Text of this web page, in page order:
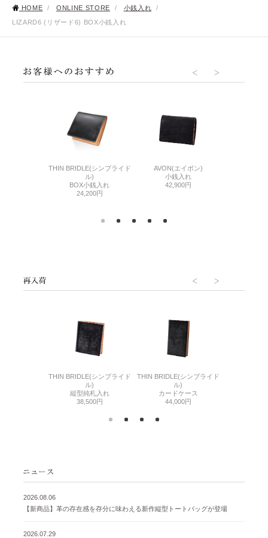
HOME / ONLINE STORE / 小銭入れ
/
LIZARD6 (リザード6) BOX小銭入れ
THIN BRIDLE(シンブライド
ル)
BOX小銭入れ
24,200円
AVON(エイボン)
小銭入れ
42,900円
THIN BRIDLE(シンブライド
ル)
縦型純札入れ
38,500円
THIN BRIDLE(シンブライド
ル)
カードケース
44,000円
2026.08.06
【新商品】革の存在感を存分に味わえる新作縦型トートバッグが登場
2026.07.29